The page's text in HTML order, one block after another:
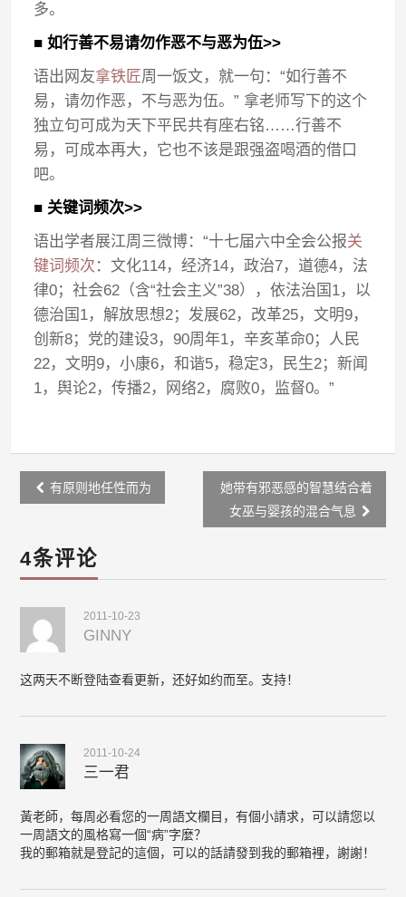
多。
■ 如行善不易请勿作恶不与恶为伍>>
语出网友拿铁匠周一饭文，就一句：“如行善不
易，请勿作恶，不与恶为伍。” 拿老师写下的这个
独立句可成为天下平民共有座右铭……行善不
易，可成本再大，它也不该是跟强盗喝酒的借口
吧。
■ 关键词频次>>
语出学者展江周三微博：“十七届六中全会公报关
键词频次 ：文化114，经济14，政治7，道德4，法
律0；社会62（含“社会主义”38），依法治国1，以
德治国1，解放思想2；发展62，改革25，文明9，
创新8；党的建设3，90周年1，辛亥革命0；人民
22，文明9，小康6，和谐5，稳定3，民生2；新闻
1，舆论2，传播2，网络2，腐败0，监督0。”
Post
navigation
有原则地任性而为
她带有邪恶感的智慧结合着
女巫与婴孩的混合气息
4条评论
2011-10-23
GINNY
这两天不断登陆查看更新，还好如约而至。支持！
2011-10-24
三一君
黃老師，每周必看您的一周語文欄目，有個小請求，可以請您以
一周語文的風格寫一個“病”字麼？
我的郵箱就是登記的這個，可以的話請發到我的郵箱裡，謝謝！